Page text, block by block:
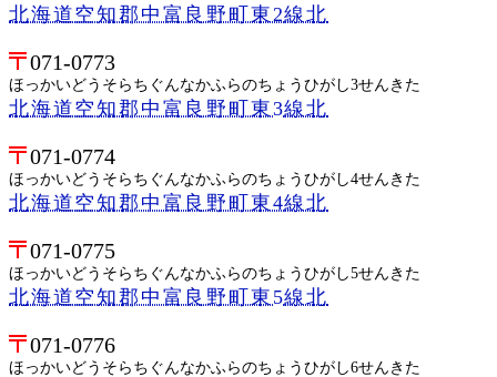
北海道空知郡中富良野町東2線北
071-0773
ほっかいどうそらちぐんなかふらのちょうひがし3せんきた
北海道空知郡中富良野町東3線北
071-0774
ほっかいどうそらちぐんなかふらのちょうひがし4せんきた
北海道空知郡中富良野町東4線北
071-0775
ほっかいどうそらちぐんなかふらのちょうひがし5せんきた
北海道空知郡中富良野町東5線北
071-0776
ほっかいどうそらちぐんなかふらのちょうひがし6せんきた